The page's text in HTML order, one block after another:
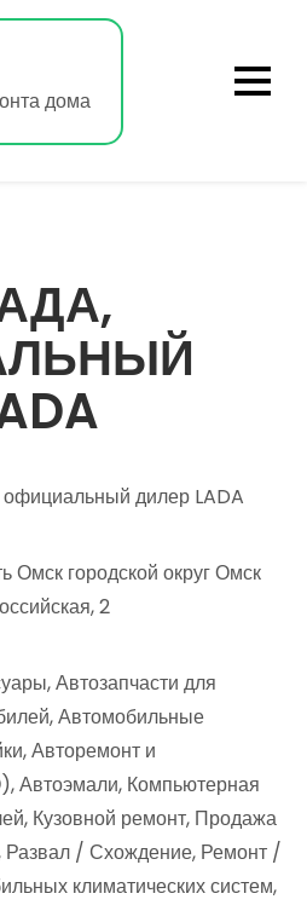
дома
дилер LADA
Омск городской округ Омск
2
Автозапчасти для
Автомобильные
Авторемонт и
Автоэмали, Компьютерная
Кузовной ремонт, Продажа
Развал / Схождение, Ремонт /
климатических систем,